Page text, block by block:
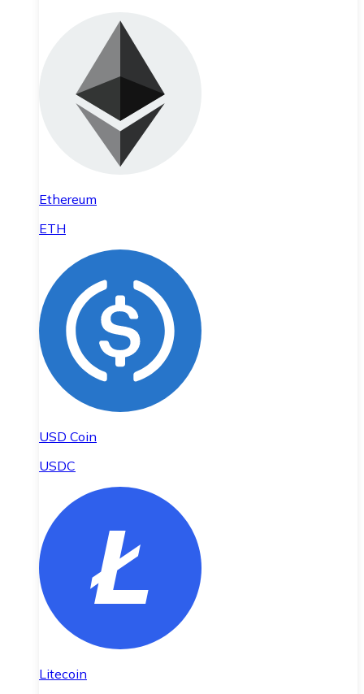
Ethereum
ETH
USD Coin
USDC
Litecoin